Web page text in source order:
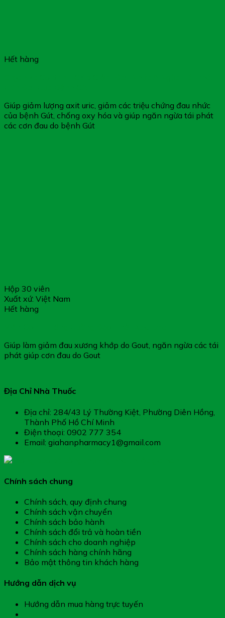
Hết hàng
Giúp giảm lượng axit uric, giảm các triệu chứng đau nhức
của bệnh Gút, chống oxy hóa và giúp ngăn ngừa tái phát
các cơn đau do bệnh Gút
Hộp 30 viên
Xuất xứ: Việt Nam
Hết hàng
Giúp làm giảm đau xương khớp do Gout, ngăn ngừa các tái
phát giúp cơn đau do Gout
Địa Chỉ Nhà Thuốc
Địa chỉ: 284/43 Lý Thường Kiệt, Phường Diên Hồng,
Thành Phố Hồ Chí Minh
Điện thoại: 0902 777 354
Email: giahanpharmacy1@gmail.com
Chính sách chung
Chính sách, quy định chung
Chính sách vận chuyển
Chính sách bảo hành
Chính sách đổi trả và hoàn tiền
Chính sách cho doanh nghiệp
Chính sách hàng chính hãng
Bảo mật thông tin khách hàng
Hướng dẫn dịch vụ
Hướng dẫn mua hàng trực tuyến